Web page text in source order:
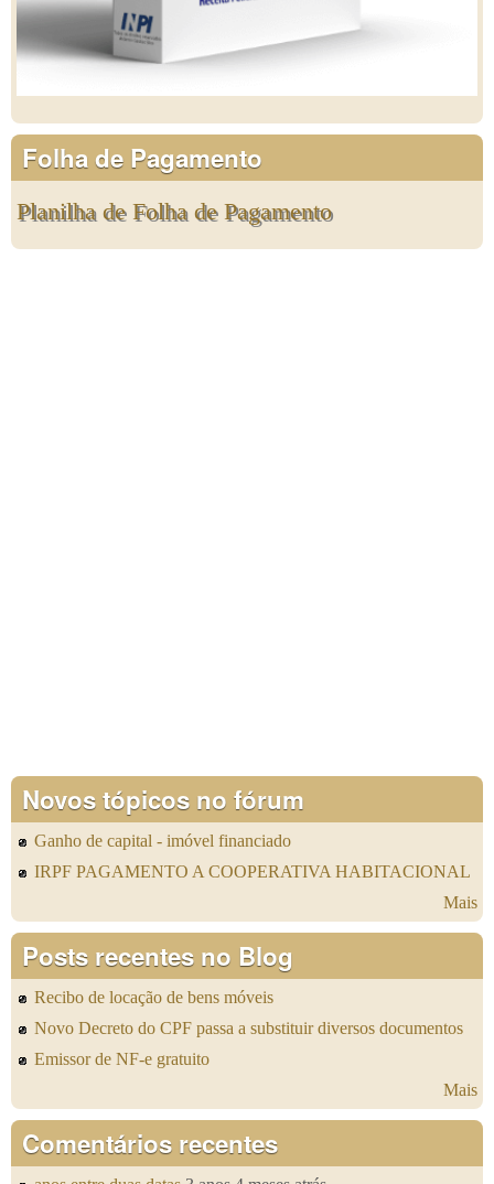
Folha de Pagamento
Planilha de Folha de Pagamento
Novos tópicos no fórum
Ganho de capital - imóvel financiado
IRPF PAGAMENTO A COOPERATIVA HABITACIONAL
Mais
Posts recentes no Blog
Recibo de locação de bens móveis
Novo Decreto do CPF passa a substituir diversos documentos
Emissor de NF-e gratuito
Mais
Comentários recentes